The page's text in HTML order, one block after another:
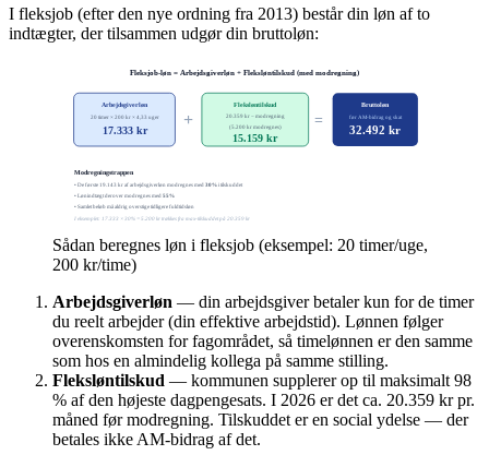
I fleksjob (efter den nye ordning fra 2013) består din løn af to
indtægter, der tilsammen udgør din bruttoløn:
Fleksjob-løn = Arbejdsgiverløn + Fleksløntilskud (med modregning)
Arbejdsgiverløn
20 timer × 200 kr × 4,33 uger
17.333 kr
+
Fleksløntilskud
20.359 kr − modregning
(5.200 kr modregnes)
15.159 kr
=
Bruttoløn
før AM-bidrag og skat
32.492 kr
Modregningstrappen
• De første 19.143 kr af arbejdsgiverløn modregnes med 30%i tilskuddet
• Lønindtægt derover modregnes med55%
• Samlet beløb må aldrig overstige tidligere fuldtidsløn
I eksemplet: 17.333 × 30% = 5.200 kr trækkes fra max-tilskuddet på 20.359 kr
Sådan beregnes løn i fleksjob (eksempel: 20 timer/uge,
200 kr/time)
Arbejdsgiverløn — din arbejdsgiver betaler kun for de timer
du reelt arbejder (din effektive arbejdstid). Lønnen følger
overenskomsten for fagområdet, så timelønnen er den samme
som hos en almindelig kollega på samme stilling.
Fleksløntilskud — kommunen supplerer op til maksimalt 98
% af den højeste dagpengesats. I 2026 er det ca. 20.359 kr pr.
måned før modregning. Tilskuddet er en social ydelse — der
betales ikke AM-bidrag af det.